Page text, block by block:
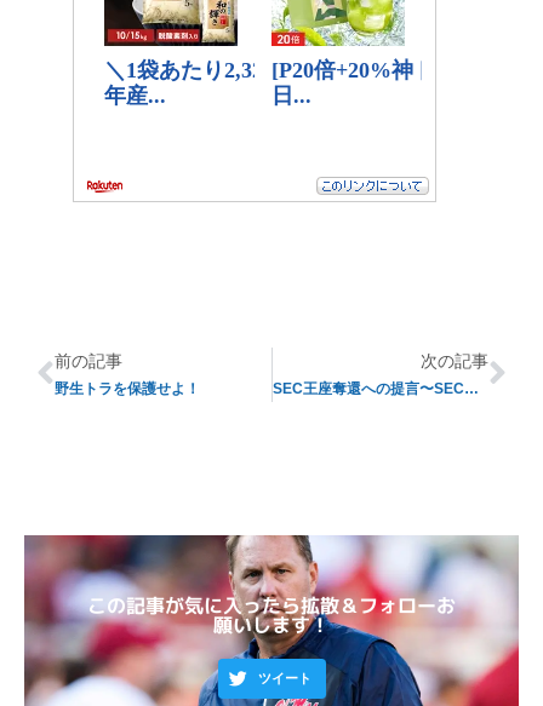
前の記事
野生トラを保護せよ！
次の記事
SEC王座奪還への提言〜SECプレビュー〜
この記事が気に入ったら拡散＆フォローお
願いします！
ツイート